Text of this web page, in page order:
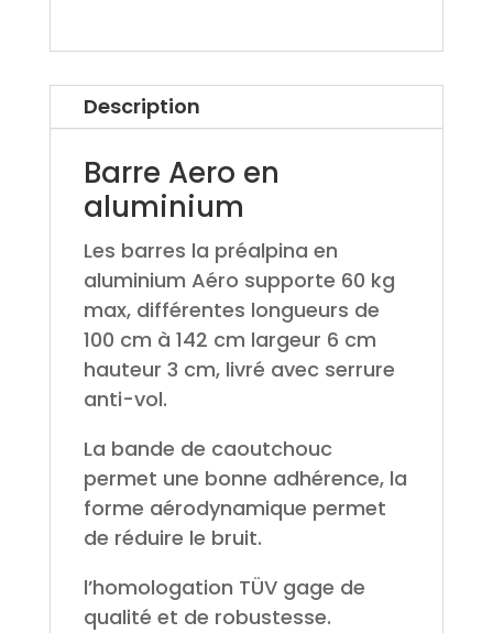
Description
Barre Aero en
aluminium
Les barres la préalpina en
aluminium Aéro supporte 60 kg
max, différentes longueurs de
100 cm à 142 cm largeur 6 cm
hauteur 3 cm, livré avec serrure
anti-vol.
La bande de caoutchouc
permet une bonne adhérence, la
forme aérodynamique permet
de réduire le bruit.
l’homologation TÜV gage de
qualité et de robustesse.